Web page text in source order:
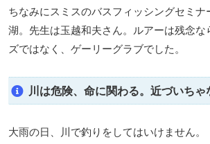
ちなみにスミスのバスフィッシングセミナ
湖。先生は玉越和夫さん。ルアーは残念な
ズではなく、ゲーリーグラブでした。
川は危険、命に関わる。近づいちゃ
大雨の日、川で釣りをしてはいけません。